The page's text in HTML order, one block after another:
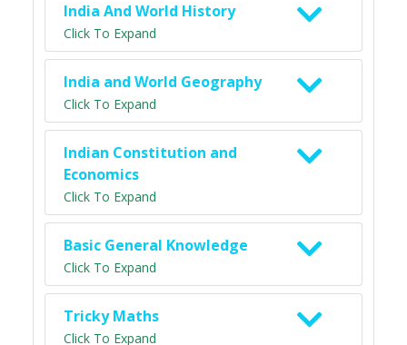
India And World History
Click To Expand
India and World Geography
Click To Expand
Indian Constitution and
Economics
Click To Expand
Basic General Knowledge
Click To Expand
Tricky Maths
Click To Expand